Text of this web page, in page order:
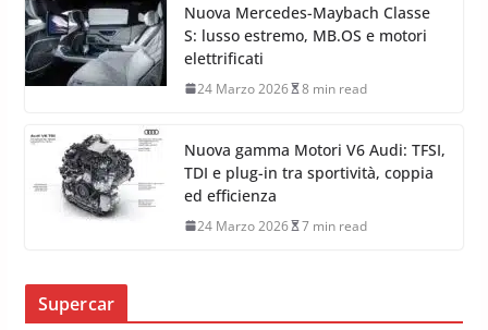
Nuova Mercedes-Maybach Classe
S: lusso estremo, MB.OS e motori
elettrificati
24 Marzo 2026 8 min read
Nuova gamma Motori V6 Audi: TFSI,
TDI e plug-in tra sportività, coppia
ed efficienza
24 Marzo 2026 7 min read
Supercar